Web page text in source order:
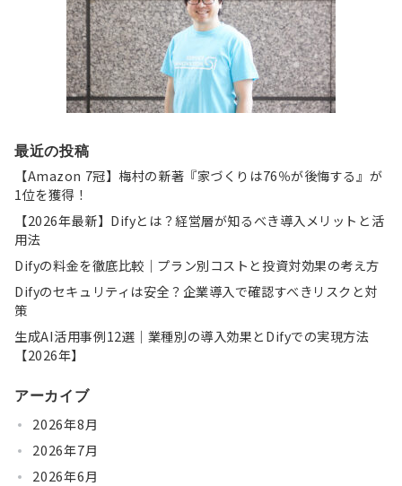
最近の投稿
【Amazon 7冠】梅村の新著『家づくりは76％が後悔する』が
1位を獲得！
【2026年最新】Difyとは？経営層が知るべき導入メリットと活
用法
Difyの料金を徹底比較｜プラン別コストと投資対効果の考え方
Difyのセキュリティは安全？企業導入で確認すべきリスクと対
策
生成AI活用事例12選｜業種別の導入効果とDifyでの実現方法
【2026年】
アーカイブ
2026年8月
2026年7月
2026年6月